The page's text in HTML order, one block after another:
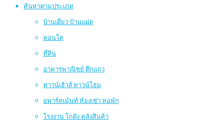
ค้นหาตามประเภท
บ้านเดี่ยว บ้านแฝด
คอนโด
ที่ดิน
อาคารพาณิชย์ ตึกแถว
ทาวน์เฮ้าส์ ทาวน์โฮม
อพาร์ทเม้นท์ ห้องเช่า หอพัก
โรงงาน โกดัง คลังสินค้า